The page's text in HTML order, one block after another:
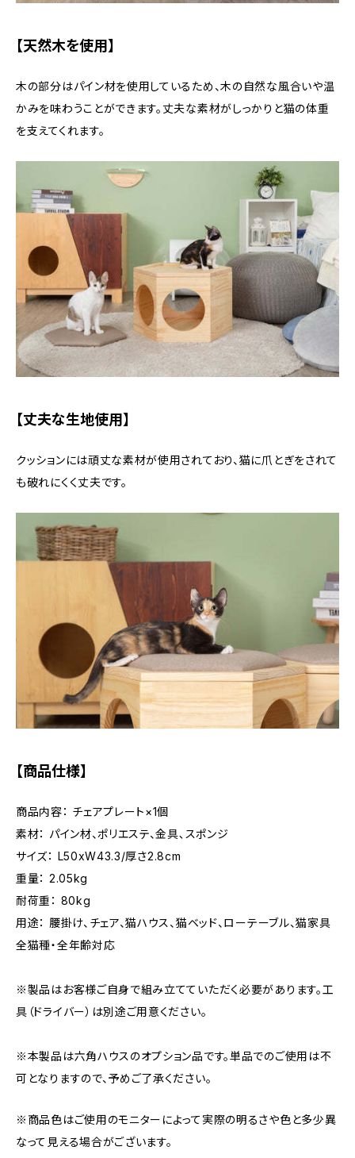
【天然木を使用】
木の部分はパイン材を使用しているため、木の自然な風合いや温
かみを味わうことができます。丈夫な素材がしっかりと猫の体重
を支えてくれます。
【丈夫な生地使用】
クッションには頑丈な素材が使用されており、猫に爪とぎをされて
も破れにくく丈夫です。
【商品仕様】
商品内容： チェアプレート×1個
素材： パイン材、ポリエステ、金具､スポンジ
サイズ： L50xW43.3/厚さ2.8cm
重量： 2.05kg
耐荷重： 80kg
用途： 腰掛け、チェア、猫ハウス、猫ベッド、ローテーブル、猫家具
全猫種・全年齢対応
※製品はお客様ご自身で組み立てていただく必要があります。工
具（ドライバー）は別途ご用意ください。
※本製品は六角ハウスのオプション品です。単品でのご使用は不
可となりますので、予めご了承ください。
※商品色はご使用のモニターによって実際の明るさや色と多少異
なって見える場合がございます。